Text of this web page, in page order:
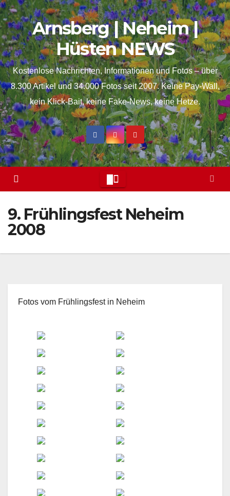
springen
Skip
to
content
Arnsberg | Neheim |
Hüsten NEWS
Kostenlose Nachrichten, Informationen und Fotos – über
8.300 Artikel und 34.000 Fotos seit 2007. Keine Pay-Wall,
kein Klick-Bait, keine Fake-News, keine Hetze.
9. Frühlingsfest Neheim
2008
Fotos vom Frühlingsfest in Neheim